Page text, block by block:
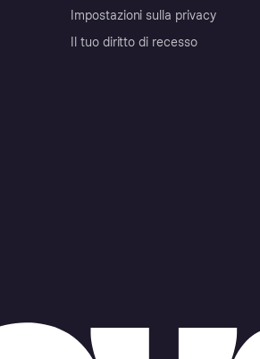
Impostazioni sulla privacy
Il tuo diritto di recesso